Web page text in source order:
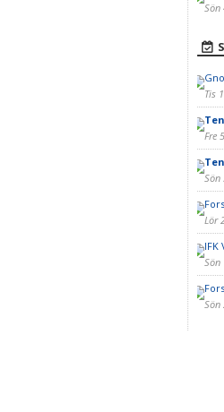
Sön
Tis
Fre
Sön
Lör
IFK
Sön
Sön